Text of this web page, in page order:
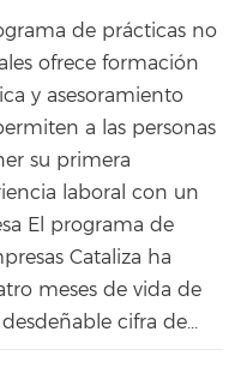
de prácticas no
ofrece formación
y asesoramiento
a las personas
su primera
laboral con un
El programa de
Cataliza ha
meses de vida de
cifra de...